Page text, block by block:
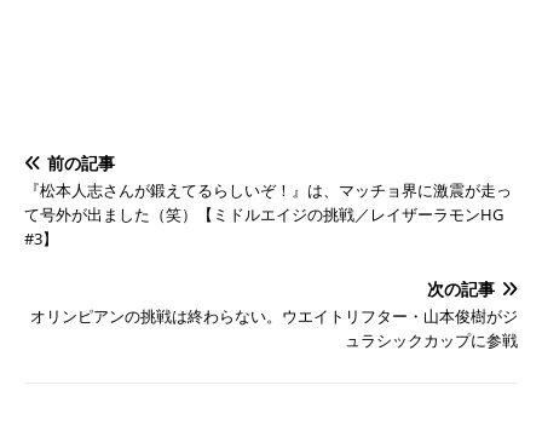
前の記事
『松本人志さんが鍛えてるらしいぞ！』は、マッチョ界に激震が走っ
て号外が出ました（笑）【ミドルエイジの挑戦／レイザーラモンHG
#3】
次の記事
オリンピアンの挑戦は終わらない。ウエイトリフター・山本俊樹がジ
ュラシックカップに参戦